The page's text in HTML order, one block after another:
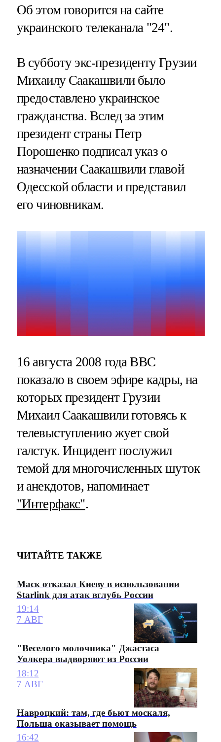
Об этом говорится на сайте
украинского телеканала "24".
В субботу экс-президенту Грузии
Михаилу Саакашвили было
предоставлено украинское
гражданства. Вслед за этим
президент страны Петр
Порошенко подписал указ о
назначении Саакашвили главой
Одесской области и представил
его чиновникам.
16 августа 2008 года BBC
показало в своем эфире кадры, на
которых президент Грузии
Михаил Саакашвили готовясь к
телевыступлению жует свой
галстук. Инцидент послужил
темой для многочисленных шуток
и анекдотов, напоминает
"Интерфакс".
ЧИТАЙТЕ ТАКЖЕ
Маск отказал Киеву в использовании
Starlink для атак вглубь России
19:14
7 АВГ
"Веселого молочника" Джастаса
Уолкера выдворяют из России
18:12
7 АВГ
Навроцкий: там, где бьют москаля,
Польша оказывает помощь
16:42